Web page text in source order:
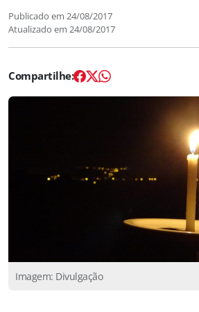
Publicado em 24/08/2017
Atualizado em 24/08/2017
Imagem: Divulgação